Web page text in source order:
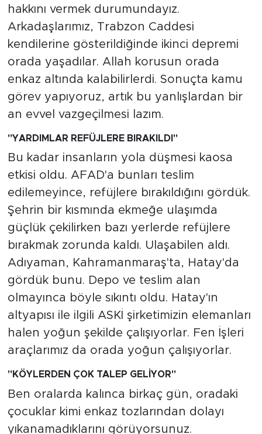
hakkını vermek durumundayız.
Arkadaşlarımız, Trabzon Caddesi
kendilerine gösterildiğinde ikinci depremi
orada yaşadılar. Allah korusun orada
enkaz altında kalabilirlerdi. Sonuçta kamu
görev yapıyoruz, artık bu yanlışlardan bir
an evvel vazgeçilmesi lazım.
"YARDIMLAR REFÜJLERE BIRAKILDI"
Bu kadar insanların yola düşmesi kaosa
etkisi oldu. AFAD'a bunları teslim
edilemeyince, refüjlere bırakıldığını gördük.
Şehrin bir kısmında ekmeğe ulaşımda
güçlük çekilirken bazı yerlerde refüjlere
bırakmak zorunda kaldı. Ulaşabilen aldı.
Adıyaman, Kahramanmaraş'ta, Hatay'da
gördük bunu. Depo ve teslim alan
olmayınca böyle sıkıntı oldu. Hatay'ın
altyapısı ile ilgili ASKİ şirketimizin elemanları
halen yoğun şekilde çalışıyorlar. Fen İşleri
araçlarımız da orada yoğun çalışıyorlar.
"KÖYLERDEN ÇOK TALEP GELİYOR"
Ben oralarda kalınca birkaç gün, oradaki
çocuklar kimi enkaz tozlarından dolayı
yıkanamadıklarını görüyorsunuz.